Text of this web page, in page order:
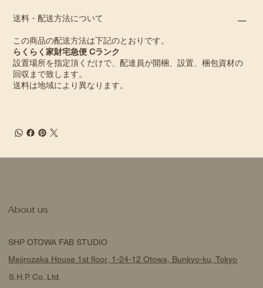
送料・配送方法について
この商品の配送方法は下記のとおりです。
らくらく家財宅急便 Cランク
設置場所を指定頂くだけで、配達員が開梱、設置、梱包資材の
回収まで致します。
送料は地域により異なります。
SHP OTOWA FAB STUDIO
Mejirozaka House 1st floor, 1-24-12 Otowa, Bunkyo-ku, Tokyo
S.H.P. Co.,Ltd.
About us